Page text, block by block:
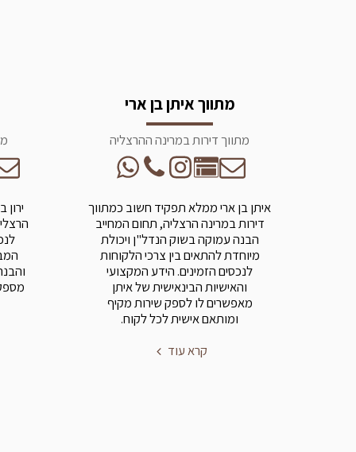
מתווך איתן בן ארי
מתווך דירות במרינה ההרצליה
איתן בן ארי ממלא תפקיד חשוב כמתווך
דירות במרינה הרצליה, תחום המחייב
הבנה עמוקה בשוק הנדל"ן ויכולת
מיוחדת להתאים בין צרכי הלקוחות
לנכסים הזמינים. הידע המקצועי
והאישיות הבינאישית של איתן
מאפשרים לו לספק שירות מקיף
ומותאם אישית לכל לקוח.
קרא עוד